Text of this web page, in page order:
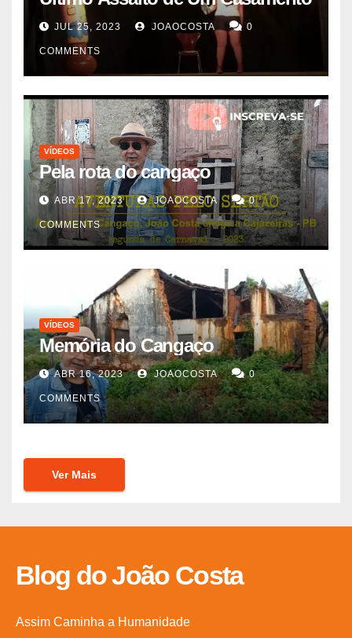
JUL 25, 2023 JOAOCOSTA 0
COMMENTS
VÍDEOS
Pela rota do cangaço
ABR 17, 2023 JOAOCOSTA 0
COMMENTS
VÍDEOS
Memória do Cangaço
ABR 16, 2023 JOAOCOSTA 0
COMMENTS
Ver Mais
Blog do João Costa
Assim Caminha a Humanidade